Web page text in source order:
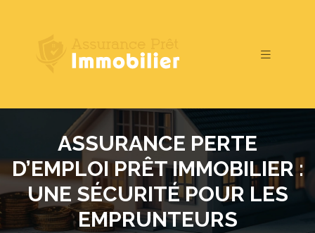
ASSURANCE PERTE
D’EMPLOI PRÊT IMMOBILIER :
UNE SÉCURITÉ POUR LES
EMPRUNTEURS